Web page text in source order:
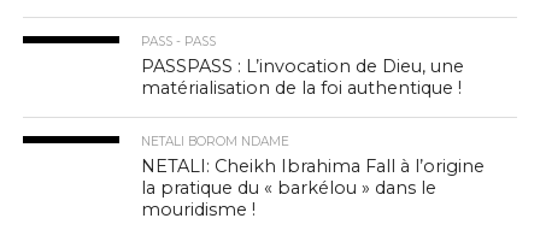
PASS - PASS
PASSPASS : L’invocation de Dieu, une
matérialisation de la foi authentique !
NETALI BOROM NDAME
NETALI: Cheikh Ibrahima Fall à l’origine
la pratique du « barkélou » dans le
mouridisme !